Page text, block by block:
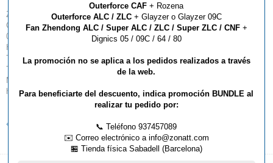
Zona TT
Ctra. Molins de Rei, 27-29
08205 Sabadell (Barcelona)
Horario: Lunes a Viernes de 10 a 14h, y 16 a 20h. Sábados de 10 a 14h.
Tél: 937.457.089
Tél-Fax: 937.273.928
Móvil: 647.455.666
http://www.zonatt.com
Volver al listado de noticias
Outerforce CAF + Rozena
Outerforce ALC / ZLC+ Glayzer o Glayzer 09C
Fan Zhendong ALC / Super ALC / ZLC / Super ZLC / CNF+
Dignics 05 / 09C / 64 / 80
La promoción no se aplica a los pedidos realizados a través
de la web.
Para beneficiarte del descuento, indica promoción BUNDLE al
realizar tu pedido por:
📞 Teléfono 937457089
✉️ Correo electrónico a info@zonatt.com
🏪 Tienda física Sabadell (Barcelona)